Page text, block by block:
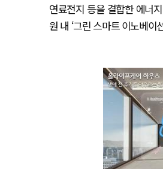
연료전지 등을 결합한 에너
원 내 ‘그린 스마트 이노베이